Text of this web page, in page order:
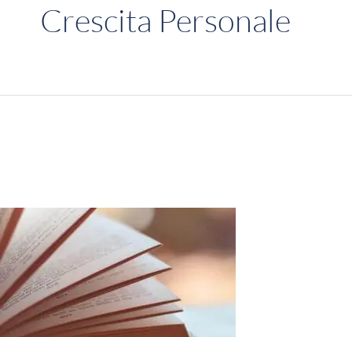
Crescita Personale